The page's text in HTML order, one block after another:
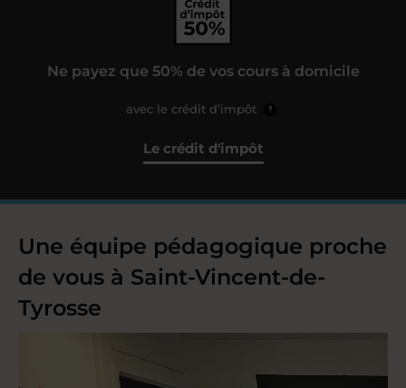
Ne payez que 50% de vos cours à domicile
avec le crédit d’impôt ?
Le crédit d'impôt
Une équipe pédagogique proche
de vous à Saint-Vincent-de-
Tyrosse